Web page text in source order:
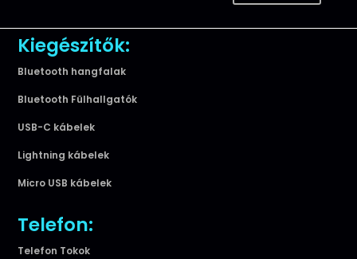
Kiegészítők:
Bluetooth hangfalak
Bluetooth Fülhallgatók
USB-C kábelek
Lightning kábelek
Micro USB kábelek
Telefon:
Telefon Tokok